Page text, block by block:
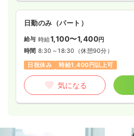
日勤のみ（パート）
給与 時給1,100〜1,400円
時間 8:30～18:30 （休憩90分）
日祝休み
時給1,400円以上可
気になる